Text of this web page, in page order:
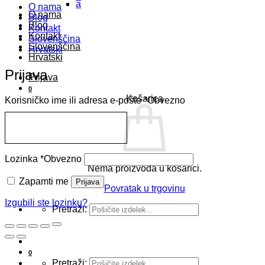
a
O nama
Blog
Kontakt
Slovenščina
Hrvatski
Prijava
0
Košarica
Nema proizvoda u košarici.
Povratak u trgovinu
Pretraži:
0
Pretraži:
O nama
Blog
Kontakt
Slovenščina
Hrvatski
Prijava
Korisničko ime ili adresa e-pošte*Obvezno
Lozinka *Obvezno
Zapamti me Prijava
Izgubili ste lozinku?